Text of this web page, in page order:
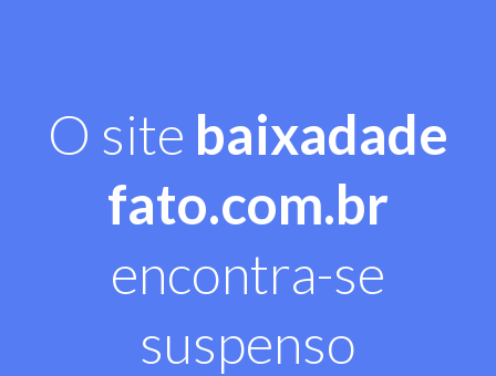
O site baixadade
fato.com.br
encontra-se
suspenso